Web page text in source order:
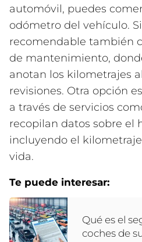
automóvil, puedes
odómetro del vehículo.
recomendable también
de mantenimiento,
anotan los kilometrajes
revisiones. Otra opción
a través de servicios
recopilan datos sobre el
incluyendo el
vida.
Te puede interesar:
Qué es el
coches de